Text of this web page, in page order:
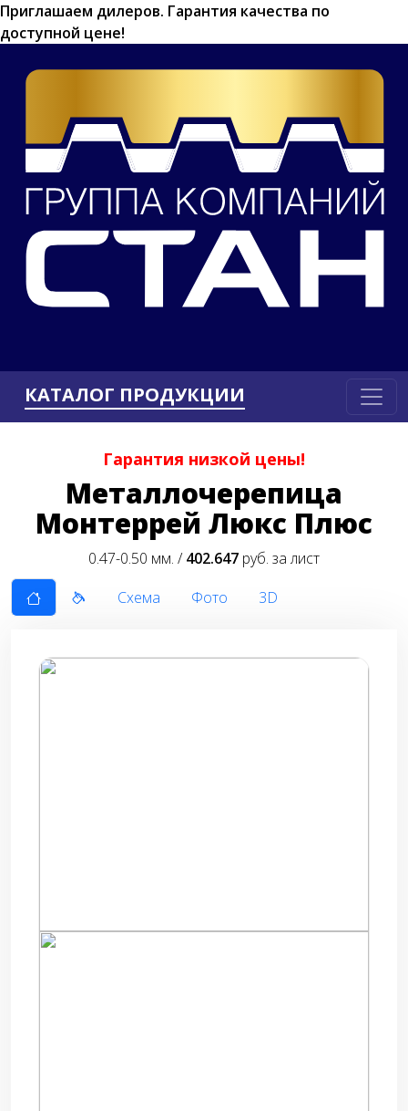
Приглашаем дилеров. Гарантия качества по
доступной цене!
КАТАЛОГ ПРОДУКЦИИ
Гарантия низкой цены!
Металлочерепица
Монтеррей Люкс Плюс
0.47-0.50 мм. /402.647 руб. за лист
Схема
Фото 3D